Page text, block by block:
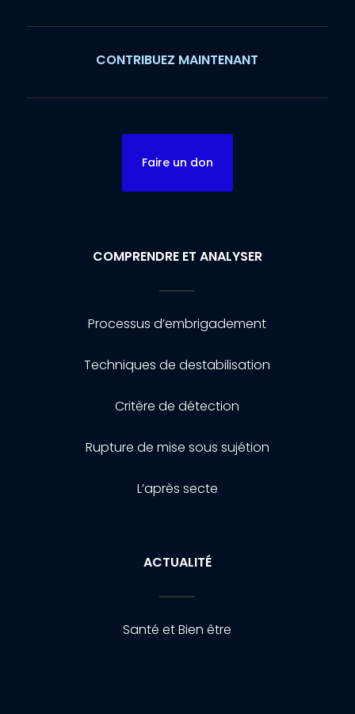
CONTRIBUEZ MAINTENANT
Faire un don
COMPRENDRE ET ANALYSER
Processus d’embrigadement
Techniques de destabilisation
Critère de détection
Rupture de mise sous sujétion
L’après secte
ACTUALITÉ
Santé et Bien être